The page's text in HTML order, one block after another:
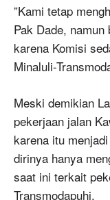
”Kami tetap
Pak Dade,
karena Komisi
Minaluli-
Meski demikian
pekerjaan jalan
karena itu
dirinya hanya
saat ini terkait
Transmodapuhi.